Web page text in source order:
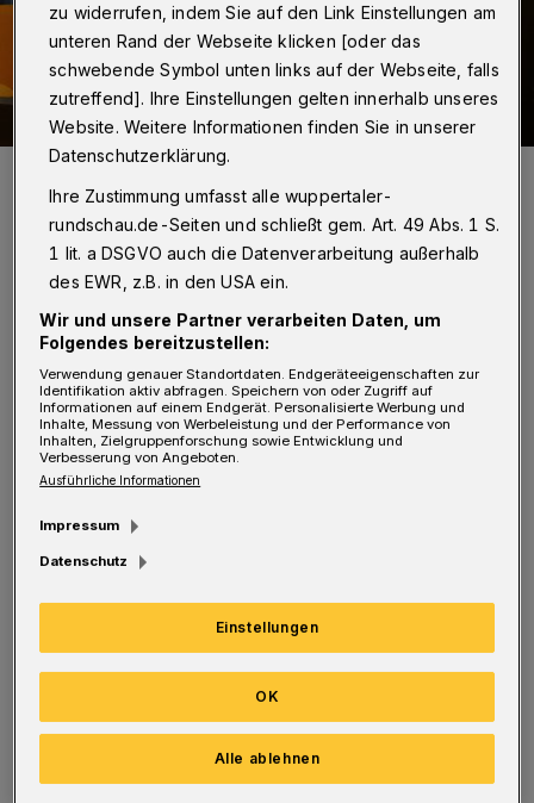
Der Wuppertaler Angeklagte mit seinem Anwalt.
Foto: Schümmelfeder
Von Mikko Schümmelfeder und Sabine Maguire
S eine beiden Mitangeklagten aus
Remscheid beklagten Erinnerungslücken.
„Da müsste ich lügen. Ich kann mich nicht
erinnern. Da müsste ich jetzt ja oder nein
sagen“, bekam die Amtsrichterin beim
Prozessauftakt zu den Geschehnissen am 2.
September 2016 nahezu gebetsmühlenartig zu
hören. Der Wuppertaler hingegen plauderte
vor dem Amtsgericht munter drauflos.
Der Anklagevorwurf der Staatsanwaltschaft
zu widerrufen, indem Sie auf den Link Einstellungen am
unteren Rand der Webseite klicken [oder das
schwebende Symbol unten links auf der Webseite, falls
zutreffend]. Ihre Einstellungen gelten innerhalb unseres
Website. Weitere Informationen finden Sie in unserer
Datenschutzerklärung.
Ihre Zustimmung umfasst alle wuppertaler-
rundschau.de-Seiten und schließt gem. Art. 49 Abs. 1 S.
1 lit. a DSGVO auch die Datenverarbeitung außerhalb
des EWR, z.B. in den USA ein.
Wir und unsere Partner verarbeiten Daten, um
Folgendes bereitzustellen:
Verwendung genauer Standortdaten. Endgeräteeigenschaften zur
Identifikation aktiv abfragen. Speichern von oder Zugriff auf
Informationen auf einem Endgerät. Personalisierte Werbung und
Inhalte, Messung von Werbeleistung und der Performance von
Inhalten, Zielgruppenforschung sowie Entwicklung und
Verbesserung von Angeboten.
Ausführliche Informationen
Impressum
Datenschutz
Einstellungen
Alle ablehnen
OK